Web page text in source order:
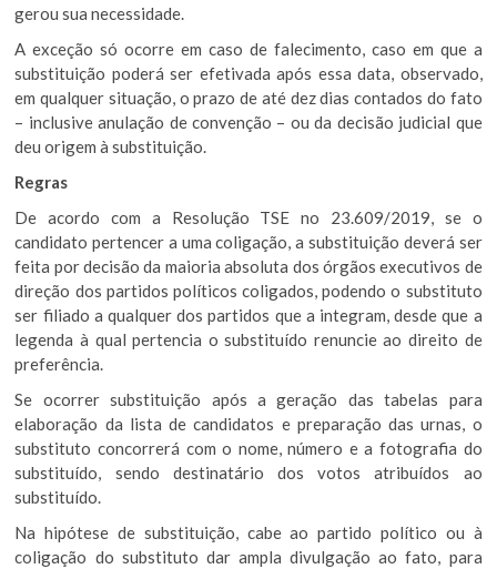
gerou sua necessidade.
A exceção só ocorre em caso de falecimento, caso em que a
substituição poderá ser efetivada após essa data, observado,
em qualquer situação, o prazo de até dez dias contados do fato
– inclusive anulação de convenção – ou da decisão judicial que
deu origem à substituição.
Regras
De acordo com a Resolução TSE no 23.609/2019, se o
candidato pertencer a uma coligação, a substituição deverá ser
feita por decisão da maioria absoluta dos órgãos executivos de
direção dos partidos políticos coligados, podendo o substituto
ser filiado a qualquer dos partidos que a integram, desde que a
legenda à qual pertencia o substituído renuncie ao direito de
preferência.
Se ocorrer substituição após a geração das tabelas para
elaboração da lista de candidatos e preparação das urnas, o
substituto concorrerá com o nome, número e a fotografia do
substituído, sendo destinatário dos votos atribuídos ao
substituído.
Na hipótese de substituição, cabe ao partido político ou à
coligação do substituto dar ampla divulgação ao fato, para